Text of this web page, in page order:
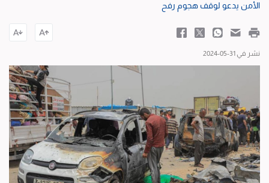
الأمن يدعو لوقف هجوم رفح
نشر في 31-05-2024